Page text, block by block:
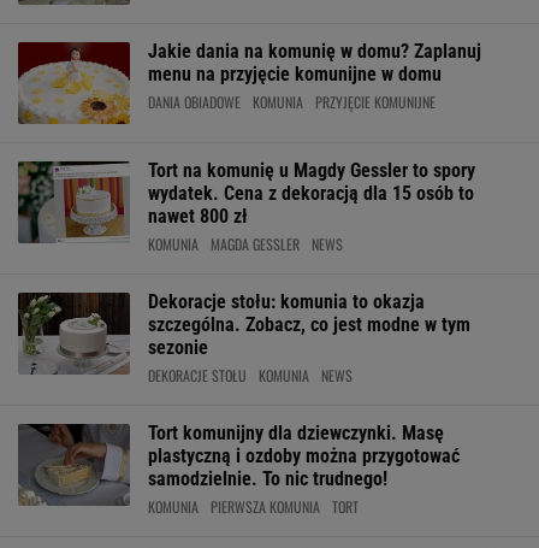
Jakie dania na komunię w domu? Zaplanuj
menu na przyjęcie komunijne w domu
DANIA OBIADOWE KOMUNIA PRZYJĘCIE KOMUNIJNE
Tort na komunię u Magdy Gessler to spory
wydatek. Cena z dekoracją dla 15 osób to
nawet 800 zł
KOMUNIA MAGDA GESSLER NEWS
Dekoracje stołu: komunia to okazja
szczególna. Zobacz, co jest modne w tym
sezonie
DEKORACJE STOŁU KOMUNIA NEWS
Tort komunijny dla dziewczynki. Masę
plastyczną i ozdoby można przygotować
samodzielnie. To nic trudnego!
KOMUNIA PIERWSZA KOMUNIA TORT